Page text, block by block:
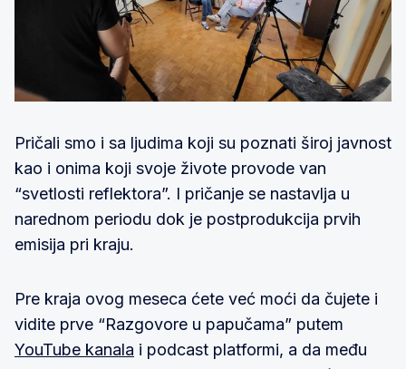
Pričali smo i sa ljudima koji su poznati široj javnost
kao i onima koji svoje živote provode van
“svetlosti reflektora”. I pričanje se nastavlja u
narednom periodu dok je postprodukcija prvih
emisija pri kraju.
Pre kraja ovog meseca ćete već moći da čujete i
vidite prve “Razgovore u papučama” putem
YouTube kanala i podcast platformi, a da među